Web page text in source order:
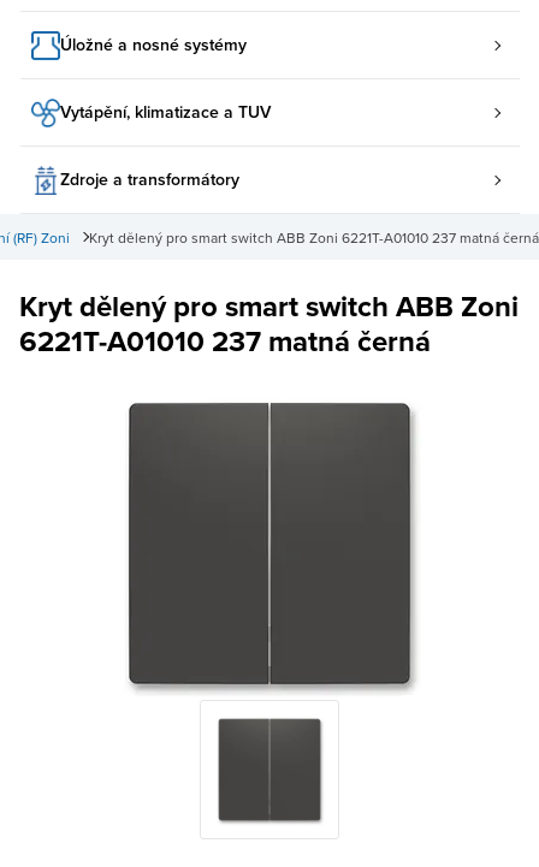
Úložné a nosné systémy
Vytápění, klimatizace a TUV
Zdroje a transformátory
Kryt dělený pro smart switch ABB Zoni 6221T-A01010 237 matná černá
(RF) Zoni
Kryt dělený pro smart switch ABB Zoni
6221T-A01010 237 matná černá